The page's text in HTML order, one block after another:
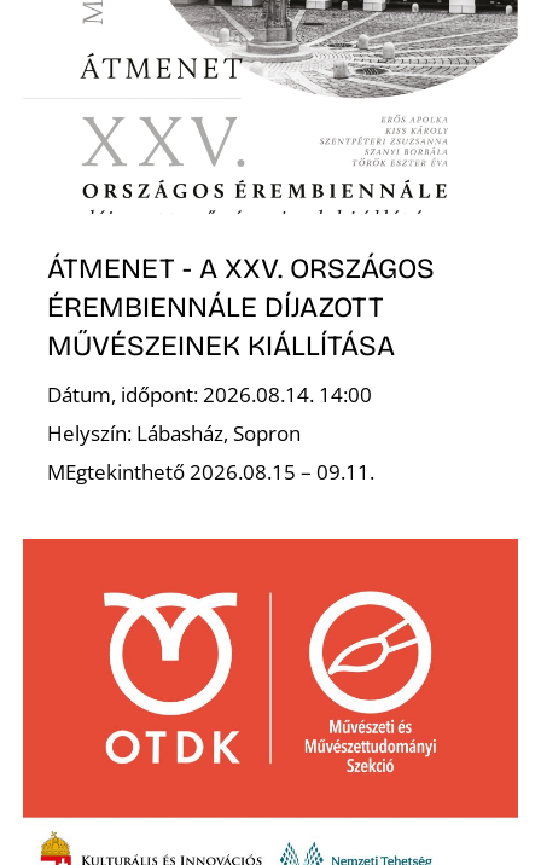
ÁTMENET - A XXV. ORSZÁGOS
ÉREMBIENNÁLE DÍJAZOTT
MŰVÉSZEINEK KIÁLLÍTÁSA
Dátum, időpont: 2026.08.14. 14:00
Helyszín: Lábasház, Sopron
MEgtekinthető 2026.08.15 – 09.11.